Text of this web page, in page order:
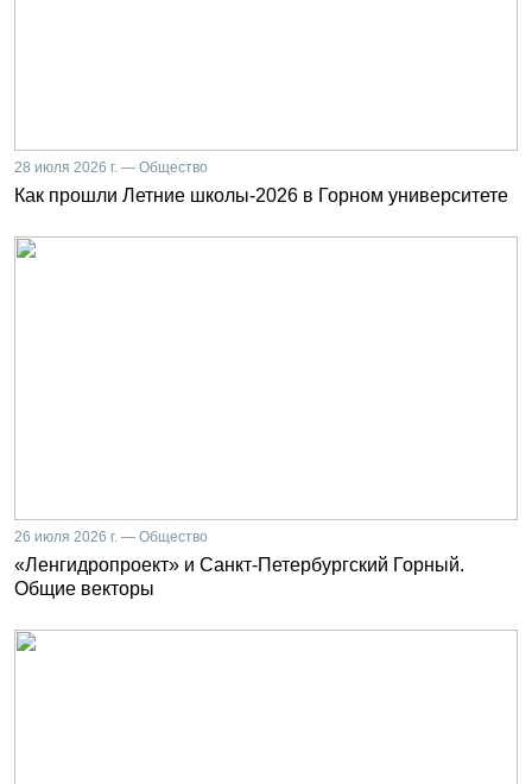
28 июля 2026 г. — Общество
Как прошли Летние школы-2026 в Горном университете
26 июля 2026 г. — Общество
«Ленгидропроект» и Санкт-Петербургский Горный.
Общие векторы